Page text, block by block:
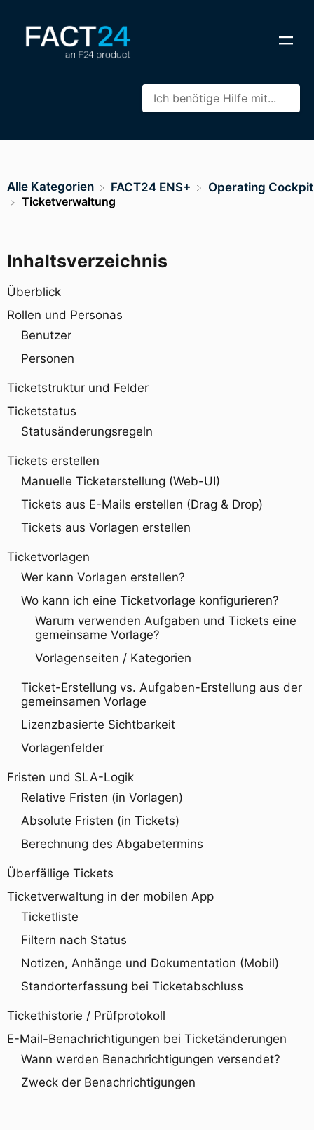
Inhaltsverzeichnis
Überblick
Rollen und Personas
Benutzer
Personen
Ticketstruktur und Felder
Ticketstatus
Statusänderungsregeln
Tickets erstellen
Manuelle Ticketerstellung (Web-UI)
Tickets aus E-Mails erstellen (Drag & Drop)
Tickets aus Vorlagen erstellen
Ticketvorlagen
Wer kann Vorlagen erstellen?
Wo kann ich eine Ticketvorlage konfigurieren?
Warum verwenden Aufgaben und Tickets eine
gemeinsame Vorlage?
Vorlagenseiten / Kategorien
Ticket-Erstellung vs. Aufgaben-Erstellung aus der
gemeinsamen Vorlage
Lizenzbasierte Sichtbarkeit
Vorlagenfelder
Fristen und SLA-Logik
Relative Fristen (in Vorlagen)
Absolute Fristen (in Tickets)
Berechnung des Abgabetermins
Überfällige Tickets
Ticketverwaltung in der mobilen App
Ticketliste
Filtern nach Status
Notizen, Anhänge und Dokumentation (Mobil)
Standorterfassung bei Ticketabschluss
Tickethistorie / Prüfprotokoll
E-Mail-Benachrichtigungen bei Ticketänderungen
Wann werden Benachrichtigungen versendet?
Zweck der Benachrichtigungen
Alle Kategorien ​FACT24 ENS+
​Operating Cockpit
Ticketverwaltung